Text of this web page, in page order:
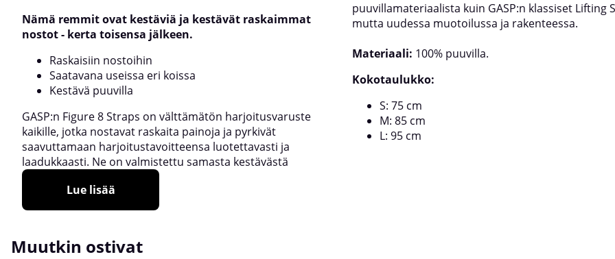
Nämä remmit ovat kestäviä ja kestävät raskaimmat
nostot - kerta toisensa jälkeen.
Raskaisiin nostoihin
Saatavana useissa eri koissa
Kestävä puuvilla
GASP:n Figure 8 Straps on välttämätön harjoitusvaruste
kaikille, jotka nostavat raskaita painoja ja pyrkivät
saavuttamaan harjoitustavoitteensa luotettavasti ja
laadukkaasti. Ne on valmistettu samasta kestävästä
puuvillamateriaalista kuin GASP:n klassiset Lifting
mutta uudessa muotoilussa ja rakenteessa.
Materiaali: 100% puuvilla.
Kokotaulukko:
S: 75 cm
M: 85 cm
L: 95 cm
Lue lisää
Muutkin ostivat